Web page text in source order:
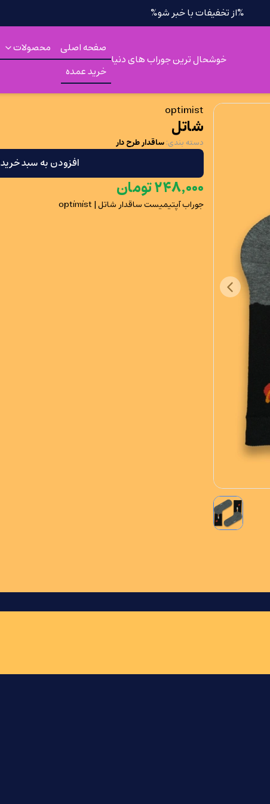
%از تخفیفات با خبر شو%
خوشحال ترین جوراب های دنیا
صفحه اصلی
محصولات
خرید عمده
optimist
شاتل
دسته بندی: ساقدار طرح دار
افزودن به سبد خرید
۲۴۸٬۰۰۰ تومان
جوراب آپتیمیست ساقدار شاتل | optimist